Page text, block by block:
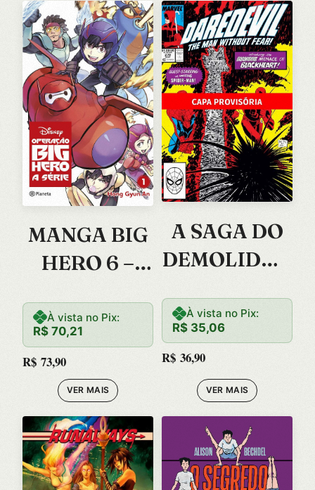
MANGA BIG
HERO 6 –
O MANGA
DO FILME
À vista no Pix:
R$ 70,21
R$ 73,90
VER MAIS
A SAGA DO
DEMOLIDOR
À vista no Pix:
R$ 35,06
R$ 36,90
VER MAIS